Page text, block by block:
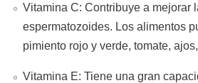
Vitamina C: Contribuye a mejorar
espermatozoides. Los alimentos
pimiento rojo y verde, tomate,
Vitamina E: Tiene una gran